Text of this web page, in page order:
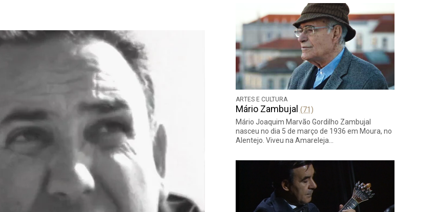
ARTES E CULTURA
Mário Zambujal (71)
Mário Joaquim Marvão Gordilho Zambujal
nasceu no dia 5 de março de 1936 em Moura, no
Alentejo. Viveu na Amareleja…